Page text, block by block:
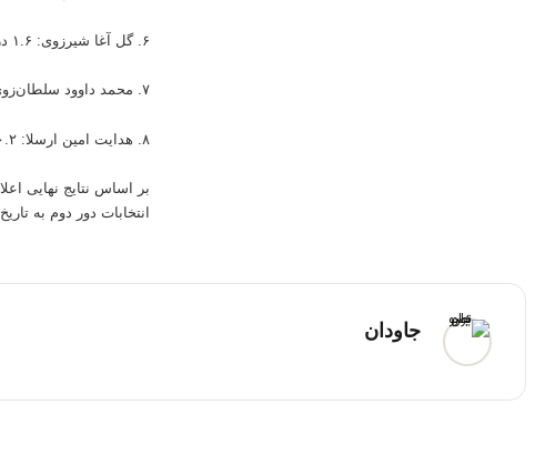
۶. گل آغا شیرزوی: ۱.۶ درصد
۷. محمد داوود سلطان‌زوی: ۰.۵ درصد
۸. هدایت امین ارسلا: ۰.۲ درصد
انتخابات دور دوم به تاریخ ۲۴ جوزا برگزار شود.
جاودان